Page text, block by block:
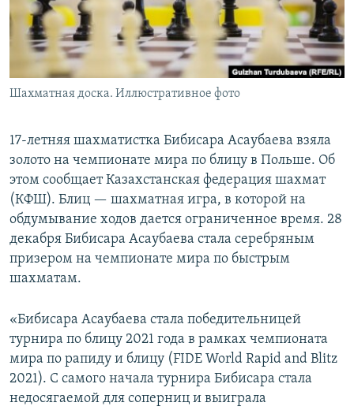
Шахматная доска. Иллюстративное фото
17-летняя шахматистка Бибисара Асаубаева взяла
золото на чемпионате мира по блицу в Польше. Об
этом сообщает Казахстанская федерация шахмат
(КФШ). Блиц — шахматная игра, в которой на
обдумывание ходов дается ограниченное время. 28
декабря Бибисара Асаубаева стала серебряным
призером на чемпионате мира по быстрым
шахматам.
«Бибисара Асаубаева стала победительницей
турнира по блицу 2021 года в рамках чемпионата
мира по рапиду и блицу (FIDE World Rapid and Blitz
2021). С самого начала турнира Бибисара стала
недосягаемой для соперниц и выиграла